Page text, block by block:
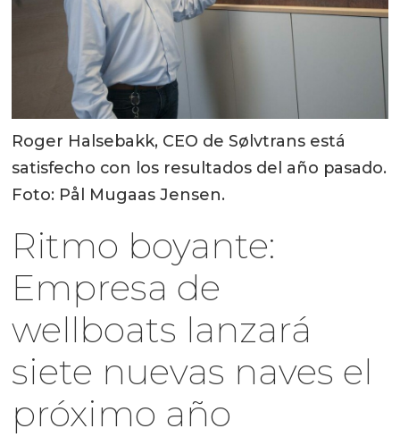
Roger Halsebakk, CEO de Sølvtrans está
satisfecho con los resultados del año pasado.
Foto: Pål Mugaas Jensen.
Ritmo boyante:
Empresa de
wellboats lanzará
siete nuevas naves el
próximo año